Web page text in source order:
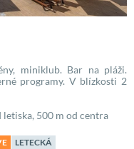
miniklub. Bar na pláži.
programy. V blízkosti 2
letiska, 500 m od centra
LETECKÁ